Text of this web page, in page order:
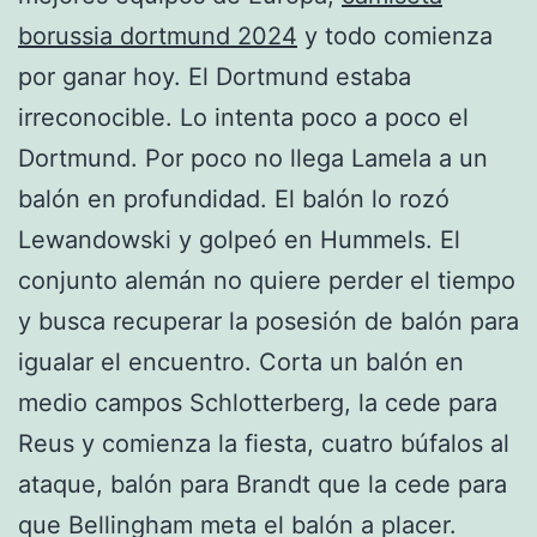
borussia dortmund 2024 y todo comienza
por ganar hoy. El Dortmund estaba
irreconocible. Lo intenta poco a poco el
Dortmund. Por poco no llega Lamela a un
balón en profundidad. El balón lo rozó
Lewandowski y golpeó en Hummels. El
conjunto alemán no quiere perder el tiempo
y busca recuperar la posesión de balón para
igualar el encuentro. Corta un balón en
medio campos Schlotterberg, la cede para
Reus y comienza la fiesta, cuatro búfalos al
ataque, balón para Brandt que la cede para
que Bellingham meta el balón a placer.